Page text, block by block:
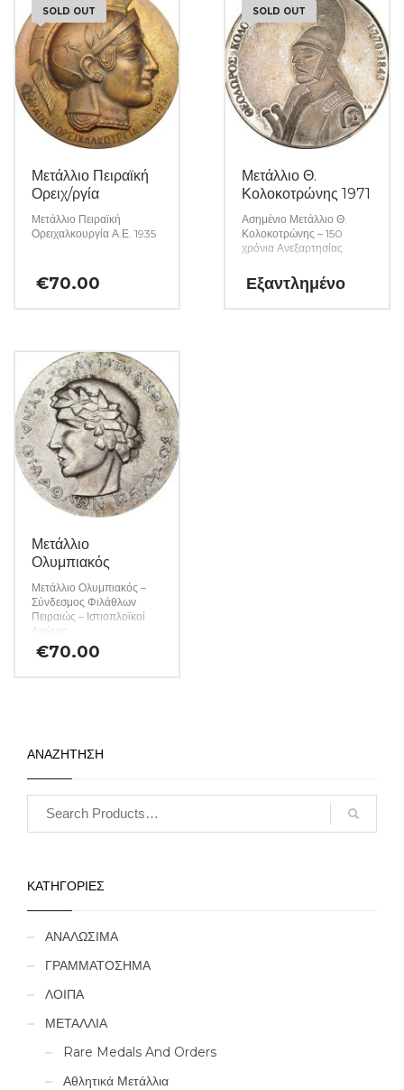
SOLD OUT
Μετάλλιο Πειραϊκή
Ορειχ/ργία
Μετάλλιο Πειραϊκή
Ορειχαλκουργία Α.Ε. 1935
€70.00
SOLD OUT
Μετάλλιο Θ.
Κολοκοτρώνης 1971
Ασημένιο Μετάλλιο Θ.
Κολοκοτρώνης – 150
χρόνια Ανεξαρτησίας
Εξαντλημένο
Μετάλλιο
Ολυμπιακός
Μετάλλιο Ολυμπιακός –
Σύνδεσμος Φιλάθλων
Πειραιώς – Ιστιοπλοϊκοί
Αγώνες
€70.00
ΑΝΑΖΗΤΗΣΗ
ΚΑΤΗΓΟΡΙΕΣ
ΑΝΑΛΩΣΙΜΑ
ΓΡΑΜΜΑΤΟΣΗΜΑ
ΛΟΙΠΑ
ΜΕΤΑΛΛΙΑ
Rare Medals And Orders
Αθλητικά Μετάλλια